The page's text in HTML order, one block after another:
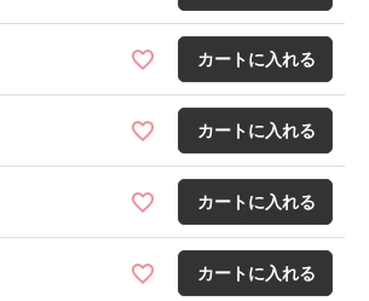
カートに入れる
カートに入れる
カートに入れる
カートに入れる